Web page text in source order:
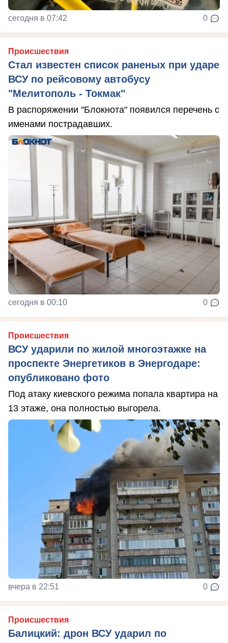
сегодня в 07:42 0
Происшествия
Стал известен список раненых при ударе
ВСУ по рейсовому автобусу
"Мелитополь - Токмак"
В распоряжении "Блокнота" появился перечень с
именами пострадавших.
сегодня в 00:10 0
Происшествия
ВСУ ударили по жилой многоэтажке на
проспекте Энергетиков в Энергодаре:
опубликовано фото
Под атаку киевского режима попала квартира на
13 этаже, она полностью выгорела.
вчера в 22:51 0
Происшествия
Балицкий: дрон ВСУ ударил по